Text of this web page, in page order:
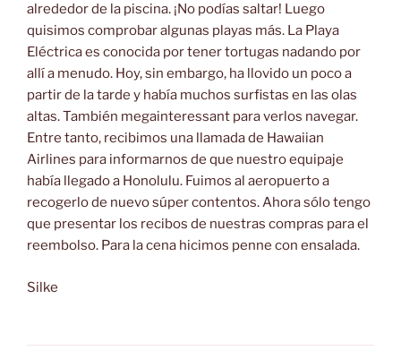
alrededor de la piscina. ¡No podías saltar! Luego
quisimos comprobar algunas playas más. La Playa
Eléctrica es conocida por tener tortugas nadando por
allí a menudo. Hoy, sin embargo, ha llovido un poco a
partir de la tarde y había muchos surfistas en las olas
altas. También megainteressant para verlos navegar.
Entre tanto, recibimos una llamada de Hawaiian
Airlines para informarnos de que nuestro equipaje
había llegado a Honolulu. Fuimos al aeropuerto a
recogerlo de nuevo súper contentos. Ahora sólo tengo
que presentar los recibos de nuestras compras para el
reembolso. Para la cena hicimos penne con ensalada.
Silke